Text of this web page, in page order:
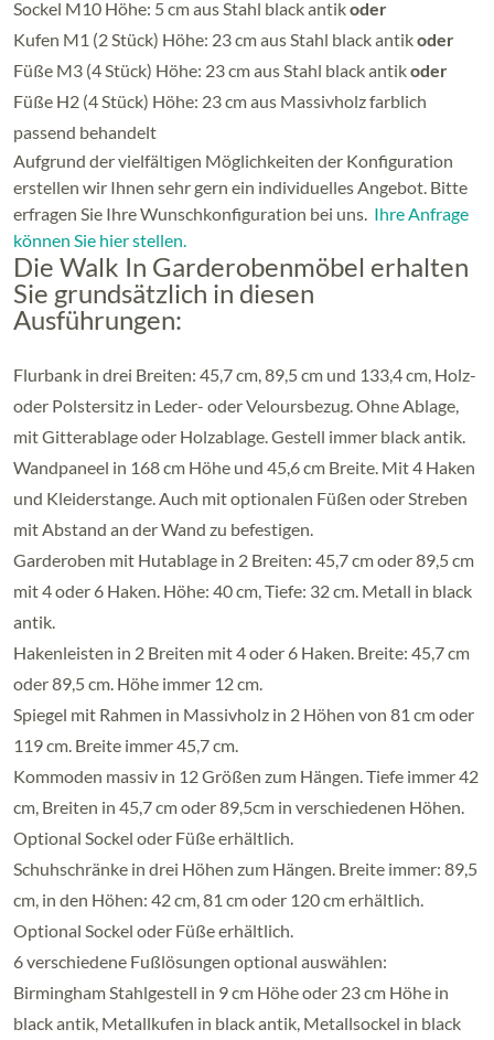
Sockel M10 Höhe: 5 cm aus Stahl black antikoder
Kufen M1 (2 Stück) Höhe: 23 cm aus Stahl black antikoder
Füße M3 (4 Stück) Höhe: 23 cm aus Stahl black antikoder
Füße H2 (4 Stück) Höhe: 23 cm aus Massivholz farblich
passend behandelt
Aufgrund der vielfältigen Möglichkeiten der Konfiguration
erstellen wir Ihnen sehr gern ein individuelles Angebot. Bitte
erfragen Sie Ihre Wunschkonfiguration bei uns. Ihre Anfrage
können Sie hier stellen.
Die Walk In Garderobenmöbel erhalten
Sie grundsätzlich in diesen
Ausführungen:
Flurbank in drei Breiten: 45,7 cm, 89,5 cm und 133,4 cm, Holz-
oder Polstersitz in Leder- oder Veloursbezug. Ohne Ablage,
mit Gitterablage oder Holzablage. Gestell immer black antik.
Wandpaneel in 168 cm Höhe und 45,6 cm Breite. Mit 4 Haken
und Kleiderstange. Auch mit optionalen Füßen oder Streben
mit Abstand an der Wand zu befestigen.
Garderoben mit Hutablage in 2 Breiten: 45,7 cm oder 89,5 cm
mit 4 oder 6 Haken. Höhe: 40 cm, Tiefe: 32 cm. Metall in black
antik.
Hakenleisten in 2 Breiten mit 4 oder 6 Haken. Breite: 45,7 cm
oder 89,5 cm. Höhe immer 12 cm.
Spiegel mit Rahmen in Massivholz in 2 Höhen von 81 cm oder
119 cm. Breite immer 45,7 cm.
Kommoden massiv in 12 Größen zum Hängen. Tiefe immer 42
cm, Breiten in 45,7 cm oder 89,5cm in verschiedenen Höhen.
Optional Sockel oder Füße erhältlich.
Schuhschränke in drei Höhen zum Hängen. Breite immer: 89,5
cm, in den Höhen: 42 cm, 81 cm oder 120 cm erhältlich.
Optional Sockel oder Füße erhältlich.
6 verschiedene Fußlösungen optional auswählen:
Birmingham Stahlgestell in 9 cm Höhe oder 23 cm Höhe in
black antik, Metallkufen in black antik, Metallsockel in black